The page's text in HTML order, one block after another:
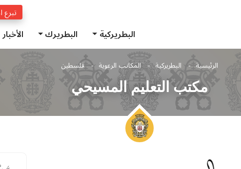
تبرع
البطريركية
البطريرك الأخبار
الرئيسية البطريركية المكاتب الرعوية فلسطين
مكتب التعليم المسيحي